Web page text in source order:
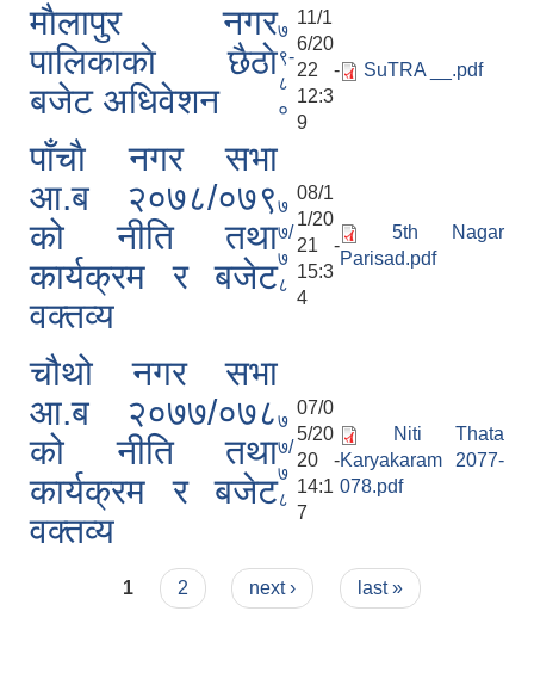
माैलापुर नगर
पालिकाकाे छैठाे
बजेट अधिवेशन
७
९-
८
०
11/1
6/20
22 -
12:3
9
SuTRA __.pdf
पाँचाै नगर सभा
आ.ब २०७८/०७९
को नीति तथा
कार्यक्रम र बजेट
वक्तव्य
७
७/
७
८
08/1
1/20
21 -
15:3
4
5th Nagar
Parisad.pdf
चौथो नगर सभा
आ.ब २०७७/०७८
को नीति तथा
कार्यक्रम र बजेट
वक्तव्य
७
७/
७
८
07/0
5/20
20 -
14:1
7
Niti Thata
Karyakaram 2077-
078.pdf
Pages
1 2 next › last »